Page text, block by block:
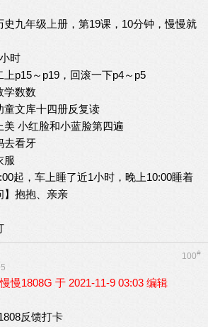
史九年级上册，第19课，10分钟，慢慢就
时
上p15～p19，回滚一下p4～p5
学数数
童文库十四册反复读
美 小红脸和小蓝脸第四遍
去看牙
服
起，车上睡了近1小时，晚上10:00睡着
】抱抱、亲亲
100#
慢1808G 于 2021-11-9 03:03 编辑
反馈打卡